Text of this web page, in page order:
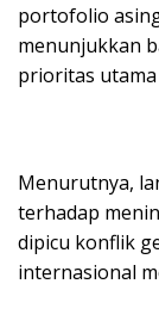
portofolio
menunjukkan
prioritas
Menurutnya,
terhadap
dipicu konflik
internasional